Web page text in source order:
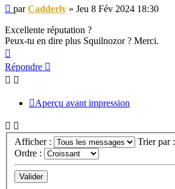
Message
parCadderly » Jeu 8 Fév 2024 18:30
Excellente réputation ?
Peux-tu en dire plus Squilnozor ? Merci.
Répondre
Aperçu avant impression
Afficher :
Trier par :
Ordre :